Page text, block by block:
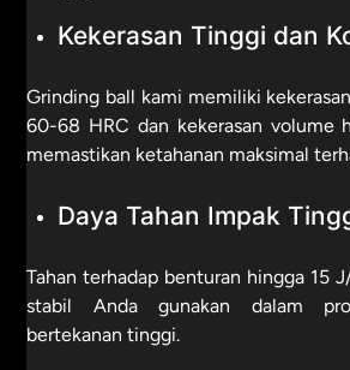
Kekerasan Tinggi dan
Grinding ball kami memiliki
60-68 HRC dan kekerasan volume
memastikan ketahanan maksimal
Daya Tahan Impak
Tahan terhadap benturan hingga 15
stabil Anda gunakan dalam
bertekanan tinggi.